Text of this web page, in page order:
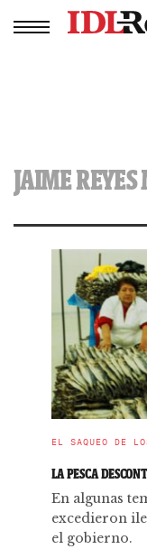
JAIME
EL SAQUEO DE
LA PESCA
En algunas
excedieron
el gobierno.